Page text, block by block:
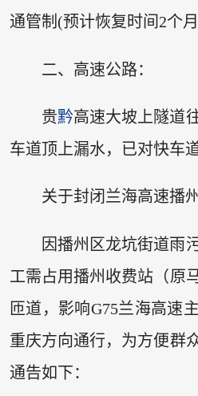
通管制(预计恢复时间2个月
二、高速公路：
贵黔高速大坡上隧道
车道顶上漏水，已对快车
关于封闭兰海高速播
因播州区龙坑街道雨
工需占用播州收费站（原
匝道，影响G75兰海高速
重庆方向通行，为方便群
通告如下：